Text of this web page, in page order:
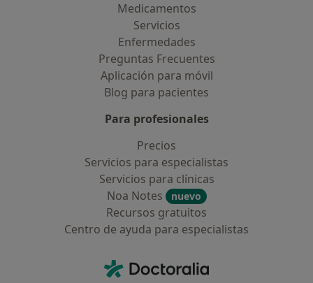
Medicamentos
Servicios
Enfermedades
Preguntas Frecuentes
Aplicación para móvil
Blog para pacientes
Para profesionales
Precios
Servicios para especialistas
Servicios para clínicas
Noa Notes
nuevo
Recursos gratuitos
Centro de ayuda para especialistas
Doctoralia - Página de inicio